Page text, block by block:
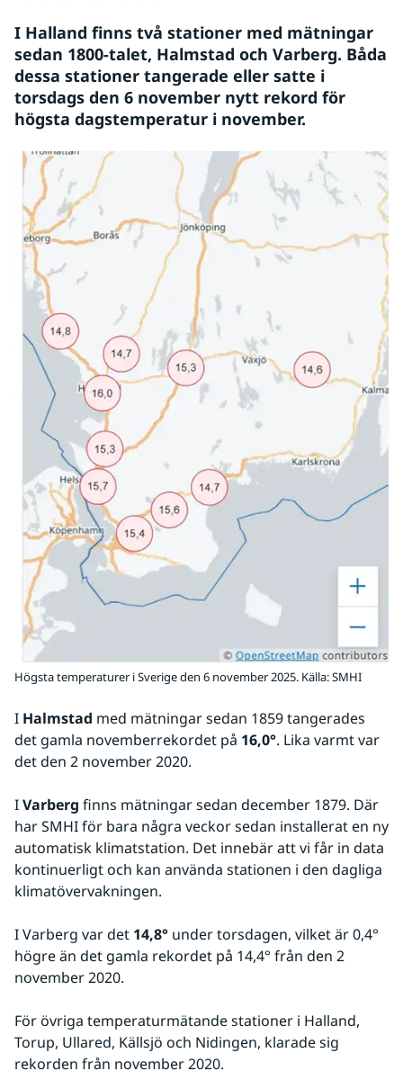
I Halland finns två stationer med mätningar
sedan 1800-talet, Halmstad och Varberg. Båda
dessa stationer tangerade eller satte i
torsdags den 6 november nytt rekord för
högsta dagstemperatur i november.
Högsta temperaturer i Sverige den 6 november 2025. Källa: SMHI
I Halmstad med mätningar sedan 1859 tangerades
det gamla novemberrekordet på 16,0°. Lika varmt var
det den 2 november 2020.
I Varberg finns mätningar sedan december 1879. Där
har SMHI för bara några veckor sedan installerat en ny
automatisk klimatstation. Det innebär att vi får in data
kontinuerligt och kan använda stationen i den dagliga
klimatövervakningen.
I Varberg var det 14,8° under torsdagen, vilket är 0,4°
högre än det gamla rekordet på 14,4° från den 2
november 2020.
För övriga temperaturmätande stationer i Halland,
Torup, Ullared, Källsjö och Nidingen, klarade sig
rekorden från november 2020.